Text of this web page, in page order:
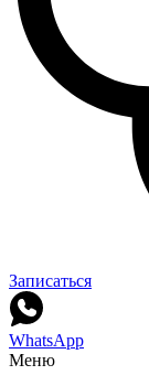
Записаться
WhatsApp
Меню